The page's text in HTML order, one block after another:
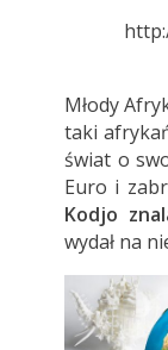
Młody
taki
świat o
Euro i
Kodjo
wydał na